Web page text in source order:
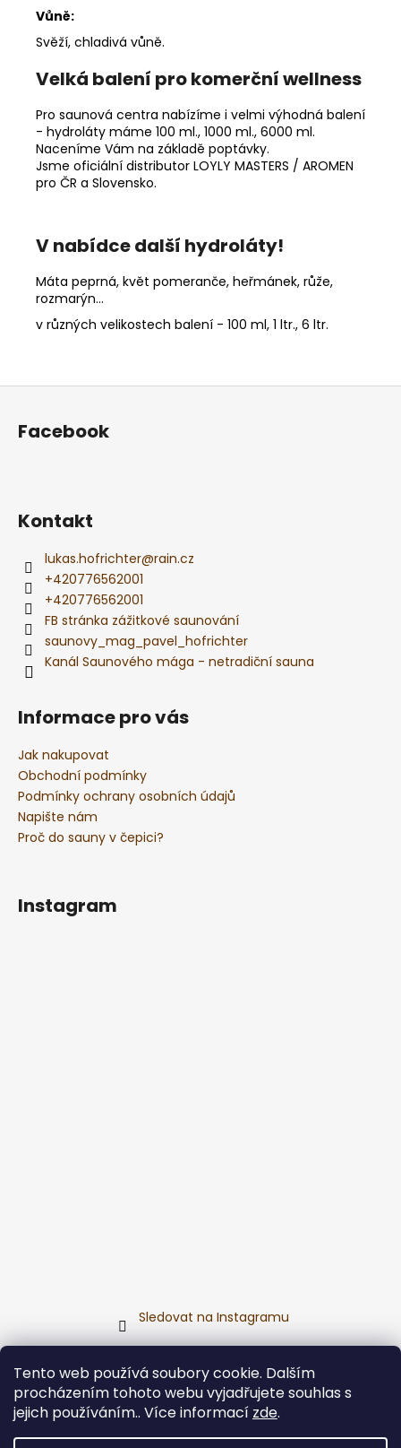
Tento web používá soubory cookie. Dalším
procházením tohoto webu vyjadřujete souhlas s
jejich používáním.. Více informací zde.
Vůně:
Svěží, chladivá vůně.
Velká balení pro komerční wellness
Pro saunová centra nabízíme i velmi výhodná balení
- hydroláty máme 100 ml., 1000 ml., 6000 ml.
Naceníme Vám na základě poptávky.
Jsme oficiální distributor LOYLY MASTERS / AROMEN
pro ČR a Slovensko.
V nabídce další hydroláty!
Máta peprná, květ pomeranče, heřmánek, růže,
rozmarýn...
v různých velikostech balení - 100 ml, 1 ltr., 6 ltr.
Z
Facebook
Kontakt
lukas.hofrichter@rain.cz
+420776562001
+420776562001
FB stránka zážitkové saunování
saunovy_mag_pavel_hofrichter
Kanál Saunového mága - netradiční sauna
Informace pro vás
Jak nakupovat
Obchodní podmínky
Podmínky ochrany osobních údajů
Napište nám
Proč do sauny v čepici?
Instagram
Sledovat na Instagramu
Přijímáme online platby